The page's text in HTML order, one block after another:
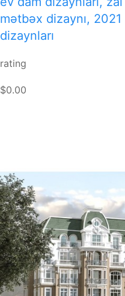
mətbəx dizaynı,
dizaynları
rating
$0.00